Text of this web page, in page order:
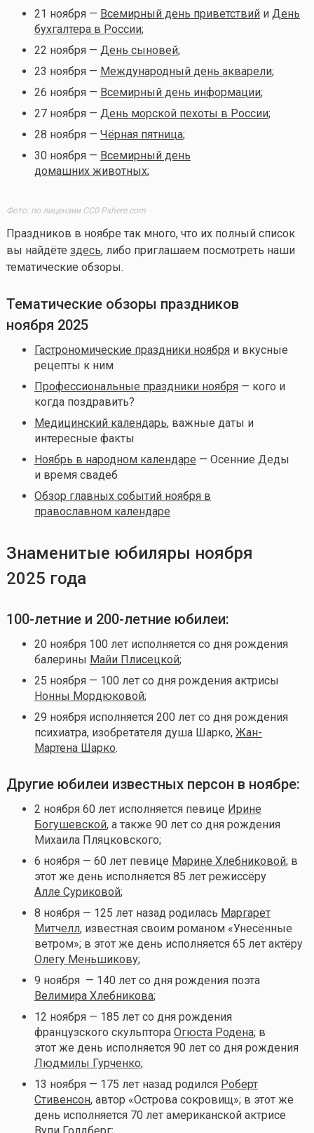
21 ноября — Всемирный день приветствийи День
бухгалтера в России;
22 ноября — День сыновей;
23 ноября — Международный день акварели;
26 ноября — Всемирный день информации;
27 ноября — День морской пехоты в России;
28 ноября — Чёрная пятница;
30 ноября — Всемирный день
домашних животных;
Фото: по лицензии CC0 Pxhere.com
Праздников в ноябре так много, что их полный список
вы найдёте здесь, либо приглашаем посмотреть наши
тематические обзоры.
Тематические обзоры праздников
ноября 2025
Гастрономические праздники ноябряи вкусные
рецепты к ним
Профессиональные праздники ноября— кого и
когда поздравить?
Медицинский календарь, важные даты и
интересные факты
Ноябрь в народном календаре — Осенние Деды
и время свадеб
Обзор главных событий ноября в
православном календаре
Знаменитые юбиляры ноября
2025 года
100-летние и 200-летние юбилеи:
20 ноября 100 лет исполняется со дня рождения
балерины Майи Плисецкой;
25 ноября — 100 лет со дня рождения актрисы
Нонны Мордюковой;
29 ноября исполняется 200 лет со дня рождения
психиатра, изобретателя душа Шарко, Жан-
Мартена Шарко.
Другие юбилеи известных персон в ноябре:
2 ноября 60 лет исполняется певице Ирине
Богушевской, а также 90 лет со дня рождения
Михаила Пляцковского;
6 ноября — 60 лет певице Марине Хлебниковой; в
этот же день исполняется 85 лет режиссёру
Алле Суриковой;
8 ноября — 125 лет назад родилась Маргарет
Митчелл, известная своим романом «Унесённые
ветром»; в этот же день исполняется 65 лет актёру
Олегу Меньшикову;
9 ноября — 140 лет со дня рождения поэта
Велимира Хлебникова;
12 ноября — 185 лет со дня рождения
французского скульптора Огюста Родена; в
этот же день исполняется 90 лет со дня рождения
Людмилы Гурченко;
13 ноября — 175 лет назад родился Роберт
Стивенсон, автор «Острова сокровищ»; в этот же
день исполняется 70 лет американской актрисе
Вупи Голдберг;